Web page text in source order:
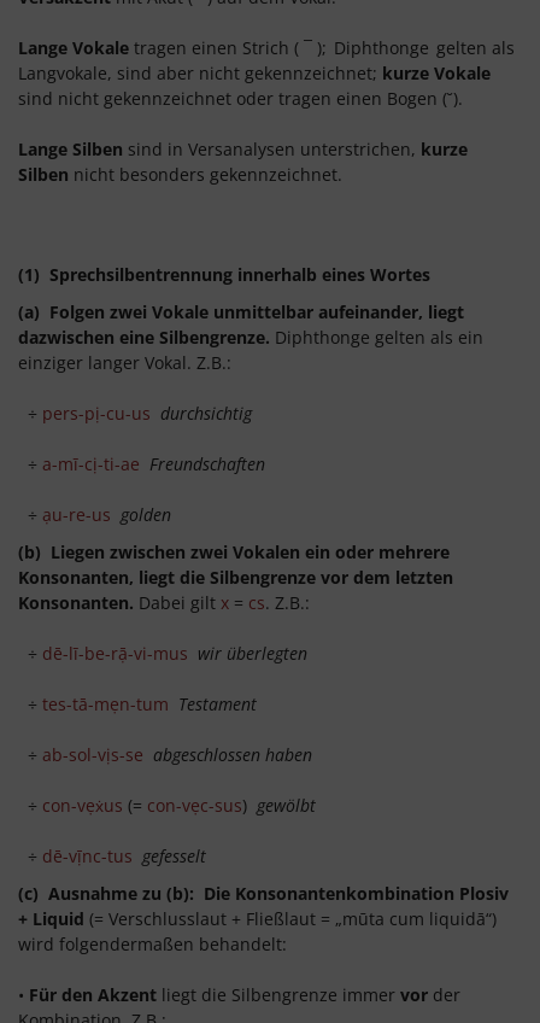
Lange Vokale tragen einen Strich ( ¯ ); Diphthonge gelten als
Langvokale, sind aber nicht gekennzeichnet; kurze Vokale
sind nicht gekennzeichnet oder tragen einen Bogen (˘).
Lange Silben sind in Versanalysen unterstrichen, kurze
Silben nicht besonders gekennzeichnet.
(1) Sprechsilbentrennung innerhalb eines Wortes
(a) Folgen zwei Vokale unmittelbar aufeinander, liegt
dazwischen eine Silbengrenze. Diphthonge gelten als ein
einziger langer Vokal. Z.B.:
÷ pers-pị-cu-us durchsichtig
÷ a-mī-cị-ti-ae Freundschaften
÷ ạu-re-us golden
(b) Liegen zwischen zwei Vokalen ein oder mehrere
Konsonanten, liegt die Silbengrenze vor dem letzten
Konsonanten. Dabei gilt x = cs. Z.B.:
÷ dē-lī-be-rạ̄-vi-mus wir überlegten
÷ tes-tā-mẹn-tum Testament
÷ ab-sol-vịs-se abgeschlossen haben
÷ con-vẹẋus (= con-vẹc-sus) gewölbt
÷ dē-vị̄nc-tus gefesselt
(c) Ausnahme zu (b): Die Konsonantenkombination Plosiv
+ Liquid (= Verschlusslaut + Fließlaut = „mūta cum liquidā“)
wird folgendermaßen behandelt:
• Für den Akzent liegt die Silbengrenze immer vor der